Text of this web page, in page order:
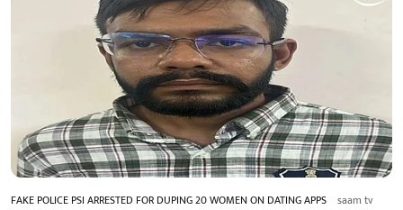
FAKE POLICE PSI ARRESTED FOR DUPING 20 WOMEN ON DATING APPS saam tv